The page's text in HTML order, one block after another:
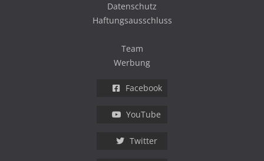
Datenschutz
Haftungsausschluss
Team
Werbung
Facebook
YouTube
Twitter